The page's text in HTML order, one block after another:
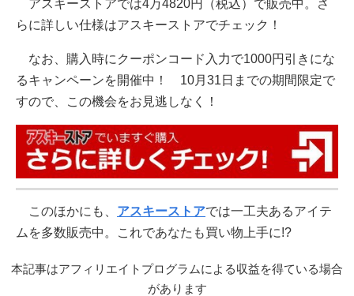
アスキーストアでは4万4820円（税込）で販売中。さ
らに詳しい仕様はアスキーストアでチェック！
なお、購入時にクーポンコード入力で1000円引きにな
るキャンペーンを開催中！ 10月31日までの期間限定で
すので、この機会をお見逃しなく！
このほかにも、 アスキーストアでは一工夫あるアイテ
ムを多数販売中。これであなたも買い物上手に!?
本記事はアフィリエイトプログラムによる収益を得ている場合
があります